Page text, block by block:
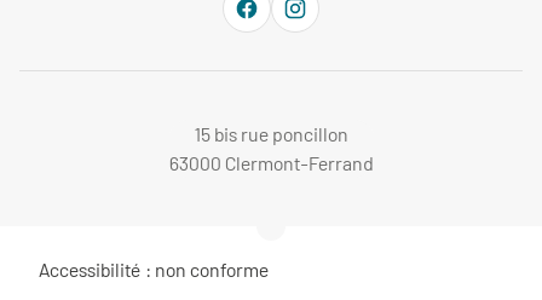
15 bis rue poncillon
63000 Clermont-Ferrand
Accessibilité : non conforme